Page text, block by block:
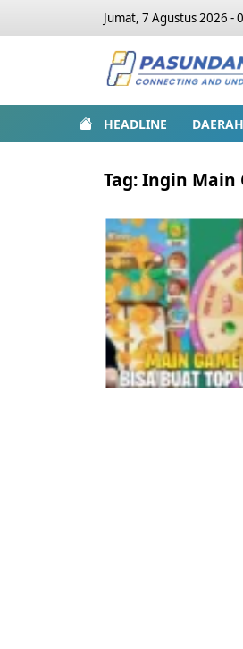
Jumat, 7 Agustus 2026 -
HEADLINE DAERAH
Tag:Ingin Main